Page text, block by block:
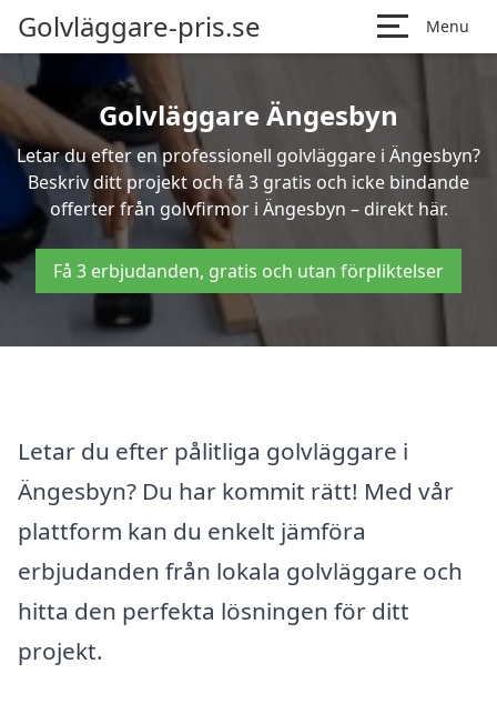
Golvläggare-pris.se Menu
Golvläggare Ängesbyn
Letar du efter en professionell golvläggare i Ängesbyn?
Beskriv ditt projekt och få 3 gratis och icke bindande
offerter från golvfirmor i Ängesbyn – direkt här.
Få 3 erbjudanden, gratis och utan förpliktelser
Letar du efter pålitliga golvläggare i
Ängesbyn? Du har kommit rätt! Med vår
plattform kan du enkelt jämföra
erbjudanden från lokala golvläggare och
hitta den perfekta lösningen för ditt
projekt.